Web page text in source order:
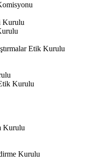
Kurulu
Etik Kurulu
Kurulu
Kurulu
Kurulu